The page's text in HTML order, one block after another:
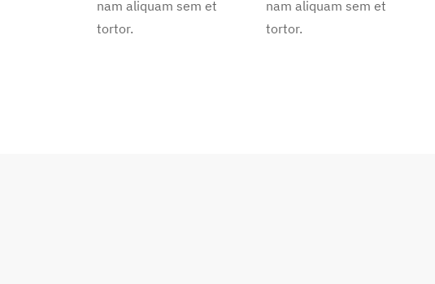
nam aliquam sem et
tortor.
nam aliquam sem et
tortor.